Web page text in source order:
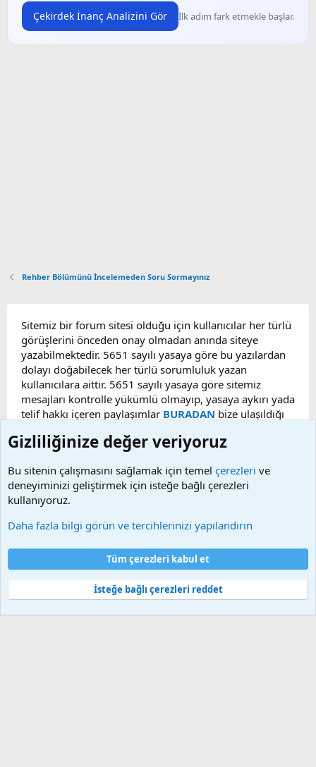
Çekirdek İnanç Analizini Gör İlk adım fark etmekle başlar.
Rehber Bölümünü İncelemeden Soru Sormayınız
Sitemiz bir forum sitesi olduğu için kullanıcılar her türlü
görüşlerini önceden onay olmadan anında siteye
yazabilmektedir. 5651 sayılı yasaya göre bu yazılardan
dolayı doğabilecek her türlü sorumluluk yazan
kullanıcılara aittir. 5651 sayılı yasaya göre sitemiz
mesajları kontrolle yükümlü olmayıp, yasaya aykırı yada
telif hakkı içeren paylaşımlar BURADAN bize ulaşıldığı
kaldırılacaktır. Sitemizde Bulunan Videolar YouTube,
alınmaktadır. Telif hakları sorumluluğu bu sitelere aittir.
Videoların hiç biri sunucularımızda bulunmamaktadır.
Şartlar ve kurallar Gizlilik politikası
Ana sayfa
Community platform by XenForo® © 2010-2025 XenForo Ltd.
Bu forum XenGenTr © 2014 - 2026 ürünleri ile desteklenmektedir
Gizliliğinize değer veriyoruz
Bu sitenin çalışmasını sağlamak için temel çerezleri ve
deneyiminizi geliştirmek için isteğe bağlı çerezleri
kullanıyoruz.
Daha fazla bilgi görün ve tercihlerinizi yapılandırın
Tüm çerezleri kabul et
İsteğe bağlı çerezleri reddet